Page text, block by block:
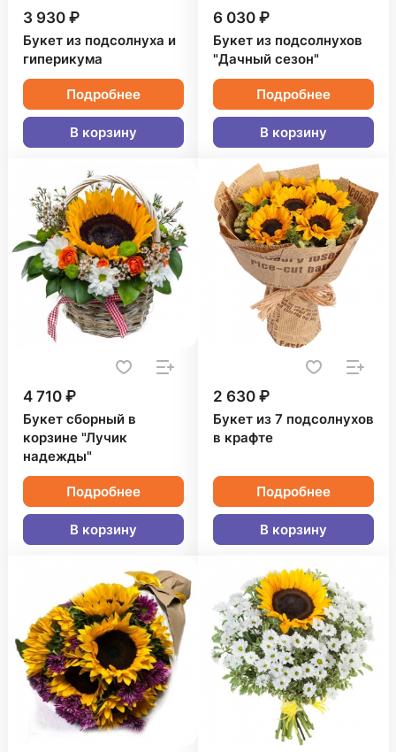
3 930 ₽
Букет из подсолнуха и
гиперикума
Подробнее
В корзину
6 030 ₽
Букет из подсолнухов
"Дачный сезон"
Подробнее
В корзину
4 710 ₽
Букет сборный в
корзине "Лучик
надежды"
Подробнее
В корзину
2 630 ₽
Букет из 7 подсолнухов
в крафте
Подробнее
В корзину